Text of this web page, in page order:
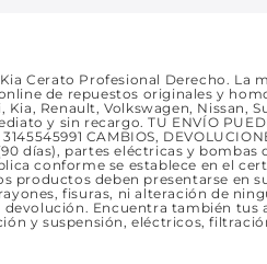
Cerato Profesional Derecho. La
de repuestos originales y
Renault, Volkswagen, Nissan,
y sin recargo. TU ENVÍO
CAMBIOS,
días), partes eléctricas y bombas
conforme se establece en el
productos deben presentarse en
fisuras, ni alteración de
Encuentra también tus
y suspensión, eléctricos,